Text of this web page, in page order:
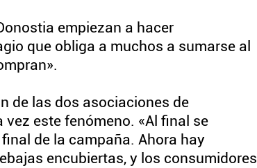
empiezan a hacer
que obliga a muchos a sumarse al
de las dos asociaciones de
este fenómeno. «Al final se
de la campaña. Ahora hay
encubiertas, y los consumidores